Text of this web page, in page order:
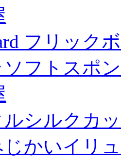
フリック
フトスポ
ルシルクカ
かいイリ